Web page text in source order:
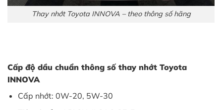
Thay nhớt Toyota INNOVA – theo thông số hãng
Cấp độ dầu chuẩn thông số thay nhớt Toyota
INNOVA
Cấp nhớt: 0W-20, 5W-30